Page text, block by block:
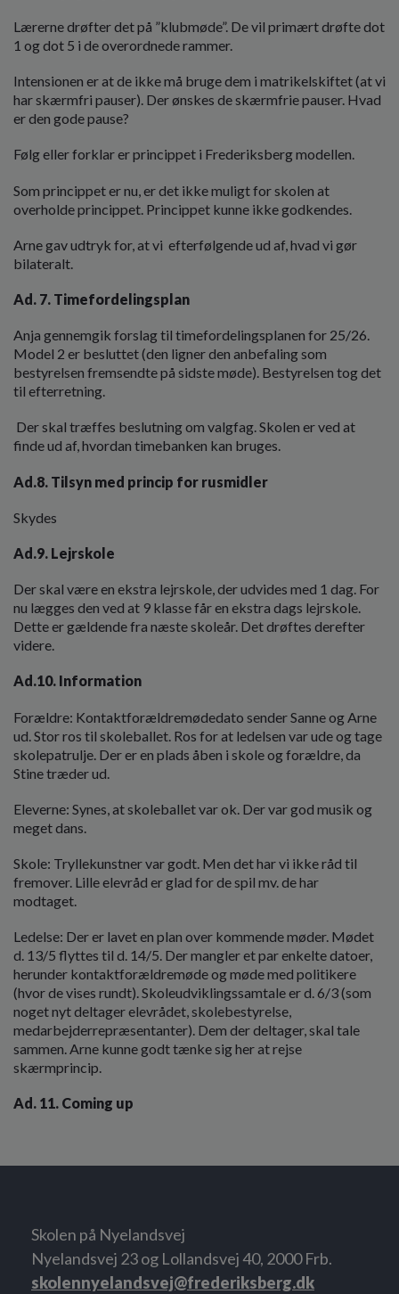
Lærerne drøfter det på ”klubmøde”. De vil primært drøfte dot
1 og dot 5 i de overordnede rammer.
Intensionen er at de ikke må bruge dem i matrikelskiftet (at vi
har skærmfri pauser). Der ønskes de skærmfrie pauser. Hvad
er den gode pause?
Følg eller forklar er princippet i Frederiksberg modellen.
Som princippet er nu, er det ikke muligt for skolen at
overholde princippet. Princippet kunne ikke godkendes.
Arne gav udtryk for, at vi efterfølgende ud af, hvad vi gør
bilateralt.
Ad. 7. Timefordelingsplan
Anja gennemgik forslag til timefordelingsplanen for 25/26.
Model 2 er besluttet (den ligner den anbefaling som
bestyrelsen fremsendte på sidste møde). Bestyrelsen tog det
til efterretning.
Der skal træffes beslutning om valgfag. Skolen er ved at
finde ud af, hvordan timebanken kan bruges.
Ad.8. Tilsyn med princip for rusmidler
Skydes
Ad.9. Lejrskole
Der skal være en ekstra lejrskole, der udvides med 1 dag. For
nu lægges den ved at 9 klasse får en ekstra dags lejrskole.
Dette er gældende fra næste skoleår. Det drøftes derefter
videre.
Ad.10. Information
Forældre: Kontaktforældremødedato sender Sanne og Arne
ud. Stor ros til skoleballet. Ros for at ledelsen var ude og tage
skolepatrulje. Der er en plads åben i skole og forældre, da
Stine træder ud.
Eleverne: Synes, at skoleballet var ok. Der var god musik og
meget dans.
Skole: Tryllekunstner var godt. Men det har vi ikke råd til
fremover. Lille elevråd er glad for de spil mv. de har
modtaget.
Ledelse: Der er lavet en plan over kommende møder. Mødet
d. 13/5 flyttes til d. 14/5. Der mangler et par enkelte datoer,
herunder kontaktforældremøde og møde med politikere
(hvor de vises rundt). Skoleudviklingssamtale er d. 6/3 (som
noget nyt deltager elevrådet, skolebestyrelse,
medarbejderrepræsentanter). Dem der deltager, skal tale
sammen. Arne kunne godt tænke sig her at rejse
skærmprincip.
Ad. 11. Coming up
Skolen på Nyelandsvej
Nyelandsvej 23 og Lollandsvej 40, 2000 Frb.
skolennyelandsvej@frederiksberg.dk